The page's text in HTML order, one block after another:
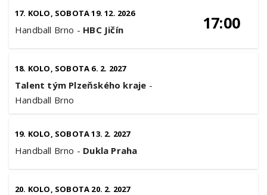
17. KOLO, SOBOTA 19. 12. 2026
Handball Brno - HBC Jičín 17:00
18. KOLO, SOBOTA 6. 2. 2027
Talent tým Plzeňského kraje -
Handball Brno
19. KOLO, SOBOTA 13. 2. 2027
Handball Brno - Dukla Praha
20. KOLO, SOBOTA 20. 2. 2027